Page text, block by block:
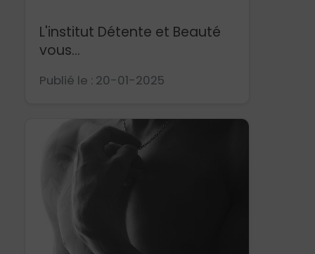
L'institut Détente et Beauté
vous...
Publié le : 20-01-2025